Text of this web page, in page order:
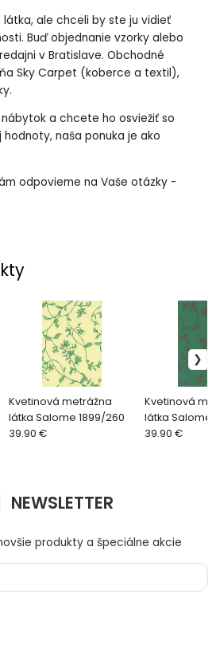
ale chceli by ste ju vidieť
Buď objednanie vzorky alebo
v Bratislave. Obchodné
Sky Carpet (koberce a textil),
a chcete ho osviežiť so
naša ponuka je ako
odpovieme na Vaše otázky -
Kvetinová metrážna
látka Salome 1899/260
39.90 €
Kvetinová
látka Salome
39.90 €
NEWSLETTER
produkty a špeciálne akcie